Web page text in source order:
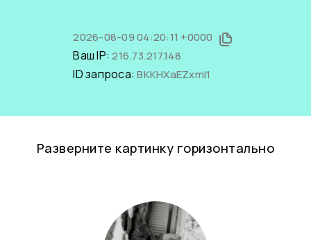
2026-08-09 04:20:11 +0000
Ваш IP:216.73.217.148
ID запроса:BKKHXaEZxmI1
Разверните картинку горизонтально